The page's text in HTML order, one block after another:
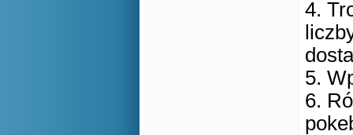
4.
5.
6.